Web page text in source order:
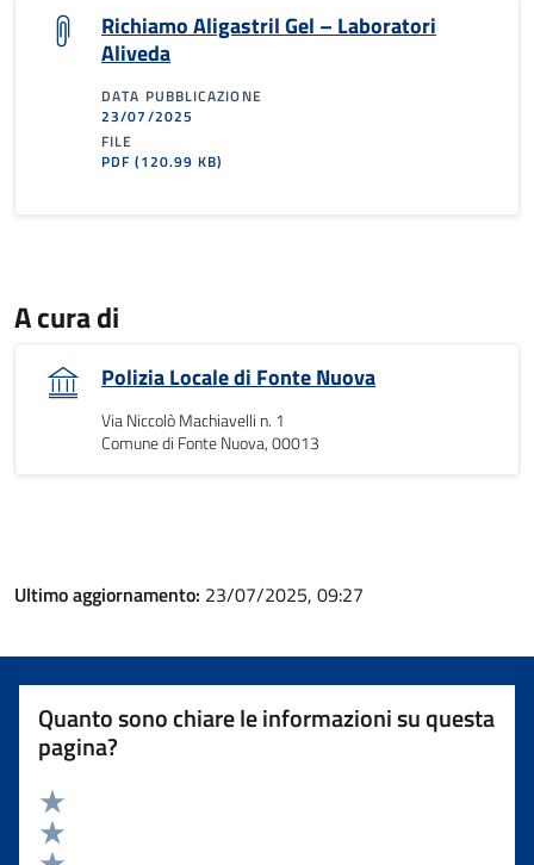
Richiamo Aligastril Gel – Laboratori
Aliveda
DATA PUBBLICAZIONE
23/07/2025
FILE
PDF(120.99 KB)
A cura di
Polizia Locale di Fonte Nuova
Via Niccolò Machiavelli n. 1
Comune di Fonte Nuova, 00013
Ultimo aggiornamento: 23/07/2025, 09:27
Quanto sono chiare le informazioni su questa
pagina?
Valuta 5 stelle su 5